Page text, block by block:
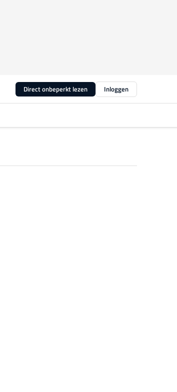
Direct onbeperkt lezen Inloggen